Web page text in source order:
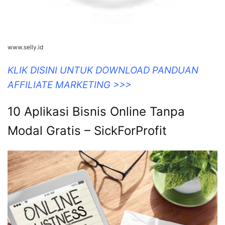
www.selly.id
KLIK DISINI UNTUK DOWNLOAD PANDUAN
AFFILIATE MARKETING >>>
10 Aplikasi Bisnis Online Tanpa
Modal Gratis – SickForProfit